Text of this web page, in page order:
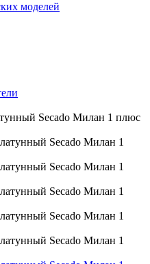
моделей
Secado Милан 1 плюс